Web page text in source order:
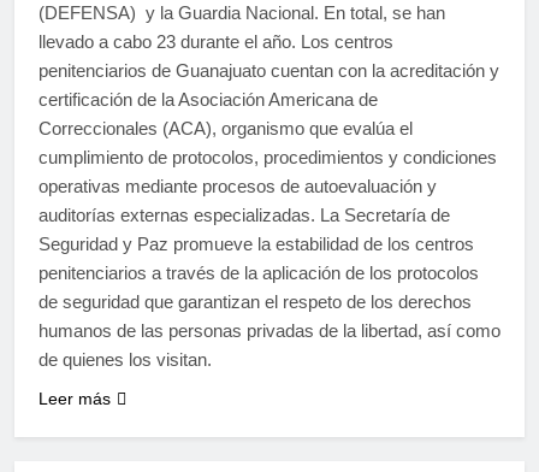
(DEFENSA) y la Guardia Nacional. En total, se han
llevado a cabo 23 durante el año. Los centros
penitenciarios de Guanajuato cuentan con la acreditación y
certificación de la Asociación Americana de
Correccionales (ACA), organismo que evalúa el
cumplimiento de protocolos, procedimientos y condiciones
operativas mediante procesos de autoevaluación y
auditorías externas especializadas. La Secretaría de
Seguridad y Paz promueve la estabilidad de los centros
penitenciarios a través de la aplicación de los protocolos
de seguridad que garantizan el respeto de los derechos
humanos de las personas privadas de la libertad, así como
de quienes los visitan.
Leer más